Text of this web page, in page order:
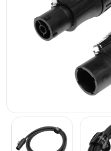
Nachricht
Satzung
Kontakt
Karriere